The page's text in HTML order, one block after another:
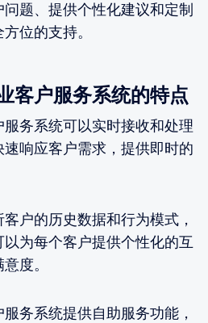
题、提供个性化建议和定制
位的支持。
客户服务系统的特点
服务系统可以实时接收和处理
响应客户需求，提供即时的
户的历史数据和行为模式，
为每个客户提供个性化的互
度。
务系统提供自助服务功能，